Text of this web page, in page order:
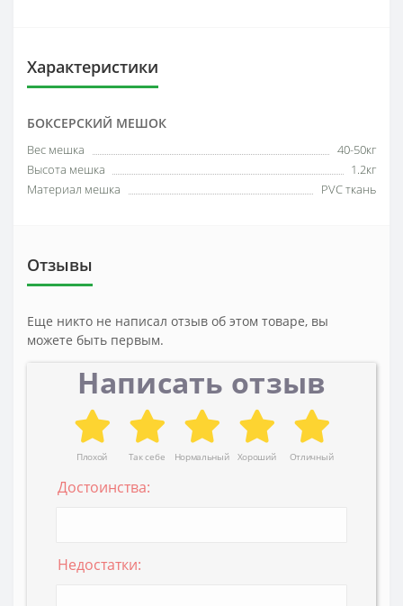
Характеристики
БОКСЕРСКИЙ МЕШОК
Вес мешка
40-50кг
Высота мешка
1.2кг
Материал мешка
PVC ткань
Отзывы
Еще никто не написал отзыв об этом товаре, вы
можете быть первым.
Написать отзыв
Плохой Так себе Нормальный Хороший Отличный
Достоинства:
Недостатки: